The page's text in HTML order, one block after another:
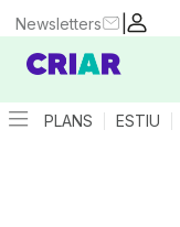
|
Newsletters
PLANS ESTIU